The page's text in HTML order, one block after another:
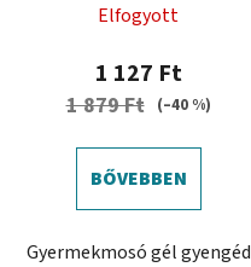
Elfogyott
1 127 Ft
1 879 Ft (–40 %)
BŐVEBBEN
Gyermekmosó gél gyengéd